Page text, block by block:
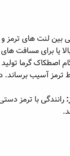
بین لنت های ترمز و
یا برای مسافت
اصطکاک گرما
ترمز آسیب
رانندگی با ترمز